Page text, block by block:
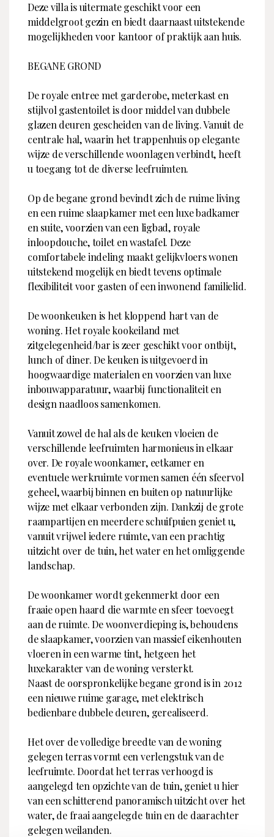
Deze villa is uitermate geschikt voor een
middelgroot gezin en biedt daarnaast uitstekende
mogelijkheden voor kantoor of praktijk aan huis.
BEGANE GROND
De royale entree met garderobe, meterkast en
stijlvol gastentoilet is door middel van dubbele
glazen deuren gescheiden van de living. Vanuit de
centrale hal, waarin het trappenhuis op elegante
wijze de verschillende woonlagen verbindt, heeft
u toegang tot de diverse leefruimten.
Op de begane grond bevindt zich de ruime living
en een ruime slaapkamer met een luxe badkamer
en suite, voorzien van een ligbad, royale
inloopdouche, toilet en wastafel. Deze
comfortabele indeling maakt gelijkvloers wonen
uitstekend mogelijk en biedt tevens optimale
flexibiliteit voor gasten of een inwonend familielid.
De woonkeuken is het kloppend hart van de
woning. Het royale kookeiland met
zitgelegenheid/bar is zeer geschikt voor ontbijt,
lunch of diner. De keuken is uitgevoerd in
hoogwaardige materialen en voorzien van luxe
inbouwapparatuur, waarbij functionaliteit en
design naadloos samenkomen.
Vanuit zowel de hal als de keuken vloeien de
verschillende leefruimten harmonieus in elkaar
over. De royale woonkamer, eetkamer en
eventuele werkruimte vormen samen één sfeervol
geheel, waarbij binnen en buiten op natuurlijke
wijze met elkaar verbonden zijn. Dankzij de grote
raampartijen en meerdere schuifpuien geniet u,
vanuit vrijwel iedere ruimte, van een prachtig
uitzicht over de tuin, het water en het omliggende
landschap.
De woonkamer wordt gekenmerkt door een
fraaie open haard die warmte en sfeer toevoegt
aan de ruimte. De woonverdieping is, behoudens
de slaapkamer, voorzien van massief eikenhouten
vloeren in een warme tint, hetgeen het
luxekarakter van de woning versterkt.
Naast de oorspronkelijke begane grond is in 2012
een nieuwe ruime garage, met elektrisch
bedienbare dubbele deuren, gerealiseerd.
Het over de volledige breedte van de woning
gelegen terras vormt een verlengstuk van de
leefruimte. Doordat het terras verhoogd is
aangelegd ten opzichte van de tuin, geniet u hier
van een schitterend panoramisch uitzicht over het
water, de fraai aangelegde tuin en de daarachter
gelegen weilanden.